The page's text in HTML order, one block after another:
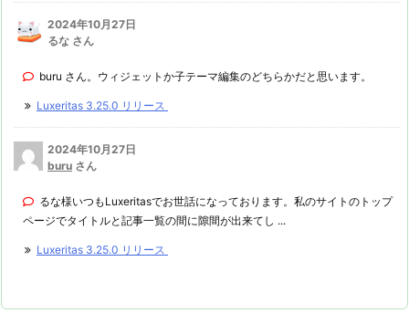
2024年10月27日
るな さん
buru さん。ウィジェットか子テーマ編集のどちらかだと思います。
Luxeritas 3.25.0 リリース
2024年10月27日
buru さん
るな様いつもLuxeritasでお世話になっております。私のサイトのトップ
ページでタイトルと記事一覧の間に隙間が出来てし ...
Luxeritas 3.25.0 リリース